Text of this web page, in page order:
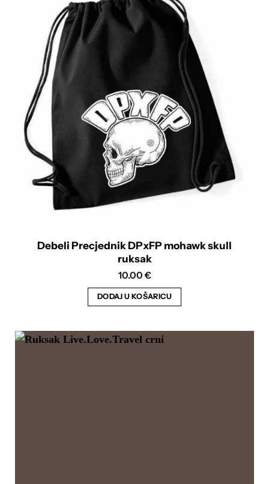
Debeli Precjednik DPxFP mohawk skull
ruksak
10.00 €
DODAJ U KOŠARICU